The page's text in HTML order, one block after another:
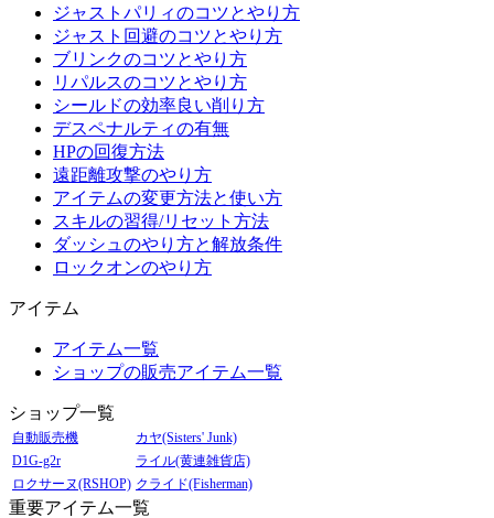
ジャストパリィのコツとやり方
ジャスト回避のコツとやり方
ブリンクのコツとやり方
リパルスのコツとやり方
シールドの効率良い削り方
デスペナルティの有無
HPの回復方法
遠距離攻撃のやり方
アイテムの変更方法と使い方
スキルの習得/リセット方法
ダッシュのやり方と解放条件
ロックオンのやり方
アイテム
アイテム一覧
ショップの販売アイテム一覧
ショップ一覧
自動販売機
カヤ(Sisters' Junk)
D1G-g2r
ライル(黄連雑貨店)
ロクサーヌ(RSHOP) クライド(Fisherman)
重要アイテム一覧